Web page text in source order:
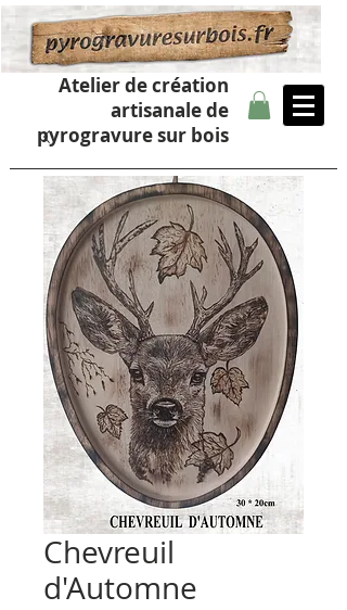
Atelier de création
artisanale de
pyrogravure sur bois
Chevreuil
d'Automne